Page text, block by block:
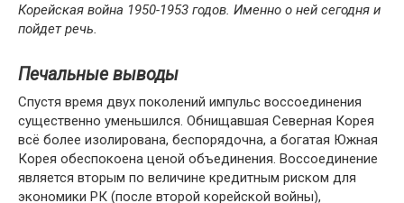
Корейская война 1950-1953 годов. Именно о ней сегодня и
пойдет речь.
Печальные выводы
Спустя время двух поколений импульс воссоединения
существенно уменьшился. Обнищавшая Северная Корея
всё более изолирована, беспорядочна, а богатая Южная
Корея обеспокоена ценой объединения. Воссоединение
является вторым по величине кредитным риском для
экономики РК (после второй корейской войны),